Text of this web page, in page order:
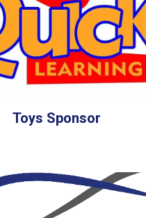
Toys Sponsor